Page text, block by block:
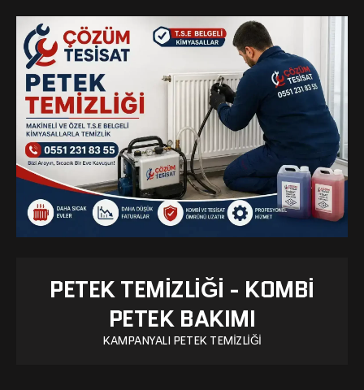
PETEK TEMIZLIĞI - KOMBI
PETEK BAKIMI
KAMPANYALI PETEK TEMIZLIĞI